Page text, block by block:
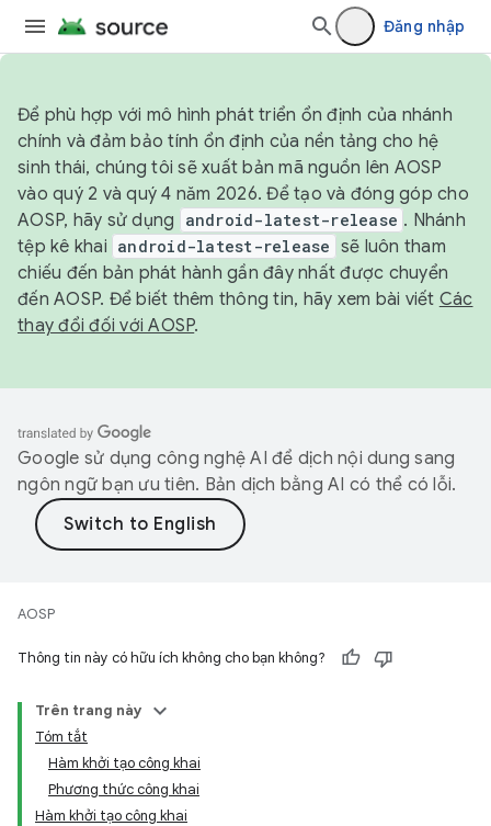
Đăng nhập
Để phù hợp với mô hình phát triển ổn định của nhánh
chính và đảm bảo tính ổn định của nền tảng cho hệ
sinh thái, chúng tôi sẽ xuất bản mã nguồn lên AOSP
vào quý 2 và quý 4 năm 2026. Để tạo và đóng góp cho
AOSP, hãy sử dụng
android-latest-release . Nhánh
tệp kê khai android-latest-release sẽ luôn tham
chiếu đến bản phát hành gần đây nhất được chuyển
đến AOSP. Để biết thêm thông tin, hãy xem bài viết Các
thay đổi đối với AOSP.
Google sử dụng công nghệ AI để dịch nội dung sang
ngôn ngữ bạn ưu tiên. Bản dịch bằng AI có thể có lỗi.
AOSP
Thông tin này có hữu ích không cho bạn không?
Trên trang này
Tóm tắt
Hàm khởi tạo công khai
Phương thức công khai
Hàm khởi tạo công khai